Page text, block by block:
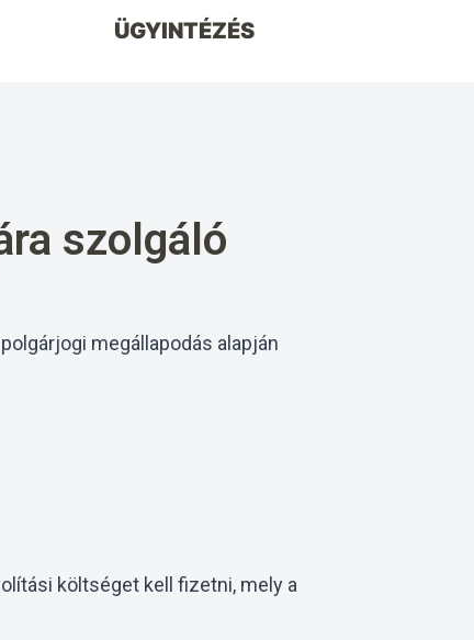
ÜGYINTÉZÉS
szolgáló
megállapodás alapján
költséget kell fizetni, mely a